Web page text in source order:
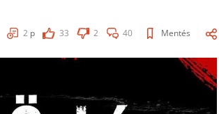
2 p 33 2 40 Mentés